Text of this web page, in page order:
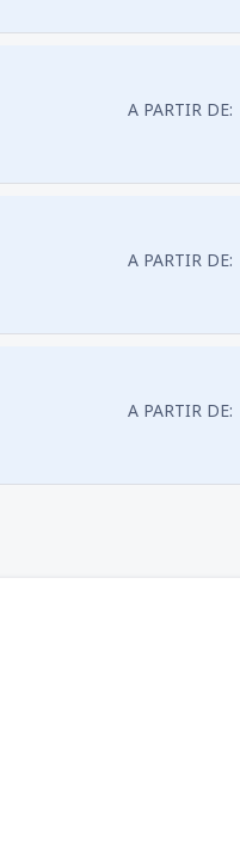
A PARTIR DE:
A PARTIR DE:
A PARTIR DE: